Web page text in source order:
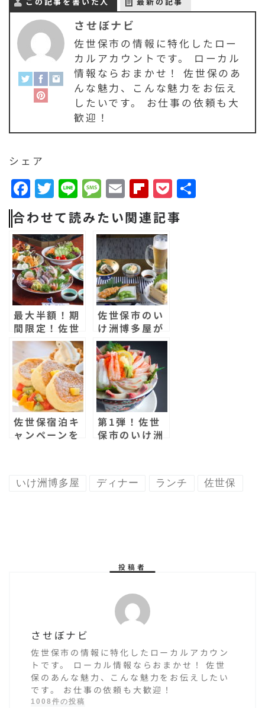
させぼナビ
佐世保市の情報に特化したロー
カルアカウントです。 ローカル
情報ならおまかせ！ 佐世保のあ
んな魅力、こんな魅力をお伝え
したいです。 お仕事の依頼も大
歓迎！
シェア
F
a
c
e
b
o
o
k
T
w
it
t
e
r
Li
n
e
M
e
s
s
a
g
e
E
m
a
il
F
li
p
b
o
a
r
d
P
o
c
合わせて読みたい関連記事
最大半額！期
間限定！佐世
保市三浦町の
いけ洲博多屋
がファミリー
プランを開
始！
佐世保市のい
け洲博多屋が
ちょい呑みプ
ランをはじめ
ました！駅周
辺を都会のよ
うにしたい！
800円で5品
1ドリンク付
き！
佐世保宿泊キ
ャンペーンを
カヤック？！
第1弾！佐世
保市のいけ洲
超贅沢！うな
いけ洲博多屋 ディナー ランチ 佐世保
投稿者
させぼナビ
佐世保市の情報に特化したローカルアカウン
トです。 ローカル情報ならおまかせ！ 佐世
保のあんな魅力、こんな魅力をお伝えしたい
です。 お仕事の依頼も大歓迎！
1008件の投稿